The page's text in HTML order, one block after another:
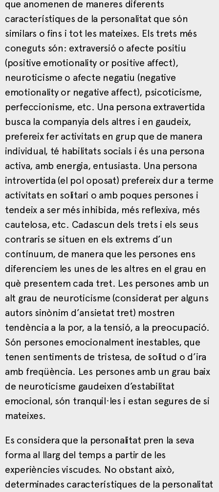
que anomenen de maneres diferents
característiques de la personalitat que són
similars o fins i tot les mateixes. Els trets més
coneguts són: extraversió o afecte positiu
(positive emotionality or positive affect),
neuroticisme o afecte negatiu (negative
emotionality or negative affect), psicoticisme,
perfeccionisme, etc. Una persona extravertida
busca la companyia dels altres i en gaudeix,
prefereix fer activitats en grup que de manera
individual, té habilitats socials i és una persona
activa, amb energia, entusiasta. Una persona
introvertida (el pol oposat) prefereix dur a terme
activitats en solitari o amb poques persones i
tendeix a ser més inhibida, més reflexiva, més
cautelosa, etc. Cadascun dels trets i els seus
contraris se situen en els extrems d’un
contínuum, de manera que les persones ens
diferenciem les unes de les altres en el grau en
què presentem cada tret. Les persones amb un
alt grau de neuroticisme (considerat per alguns
autors sinònim d’ansietat tret) mostren
tendència a la por, a la tensió, a la preocupació.
Són persones emocionalment inestables, que
tenen sentiments de tristesa, de solitud o d’ira
amb freqüència. Les persones amb un grau baix
de neuroticisme gaudeixen d’estabilitat
emocional, són tranquil·les i estan segures de si
mateixes.
Es considera que la personalitat pren la seva
forma al llarg del temps a partir de les
experiències viscudes. No obstant això,
determinades característiques de la personalitat